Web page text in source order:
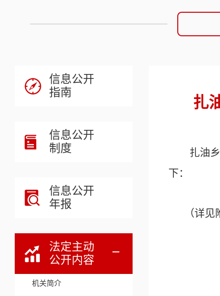
信息公开
指南
信息公开
制度
信息公开
年报
法定主动
公开内容
机关简介
扎
扎油乡
下：
（详